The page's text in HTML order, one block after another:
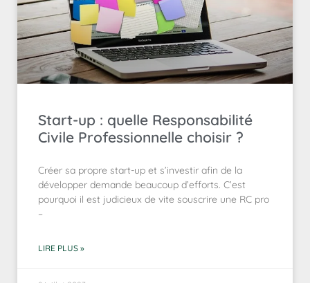
Start-up : quelle Responsabilité
Civile Professionnelle choisir ?
Créer sa propre start-up et s’investir afin de la
développer demande beaucoup d’efforts. C’est
pourquoi il est judicieux de vite souscrire une RC pro
–
LIRE PLUS »